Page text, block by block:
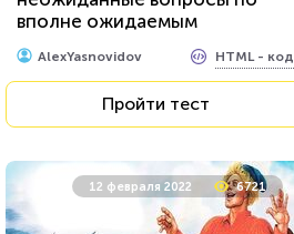
вполне ожидаемым
произведениям...
AlexYasnovidov HTML - код
Пройти тест
12 февраля 2022 6721